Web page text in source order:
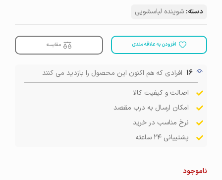
دسته: شوینده لباسشویی
افزودن به علاقه مندی مقایسه
16 افرادی که هم اکنون این محصول را بازدید می کنند
اصالت و کیفیت کالا
امکان ارسال به درب مقصد
نرخ مناسب در خرید
پشتیبانی ۲۴ ساعته
ناموجود